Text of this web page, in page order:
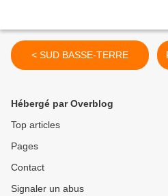
< SUD BASSE-TERRE
Hébergé par Overblog
Top articles
Pages
Contact
Signaler un abus